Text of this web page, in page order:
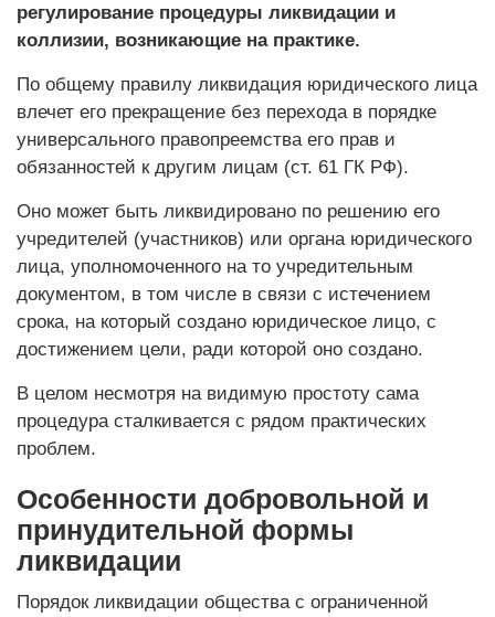
регулирование процедуры ликвидации и
коллизии, возникающие на практике.
По общему правилу ликвидация юридического лица
влечет его прекращение без перехода в порядке
универсального правопреемства его прав и
обязанностей к другим лицам (ст. 61 ГК РФ).
Оно может быть ликвидировано по решению его
учредителей (участников) или органа юридического
лица, уполномоченного на то учредительным
документом, в том числе в связи с истечением
срока, на который создано юридическое лицо, с
достижением цели, ради которой оно создано.
В целом несмотря на видимую простоту сама
процедура сталкивается с рядом практических
проблем.
Особенности добровольной и
принудительной формы
ликвидации
Порядок ликвидации общества с ограниченной